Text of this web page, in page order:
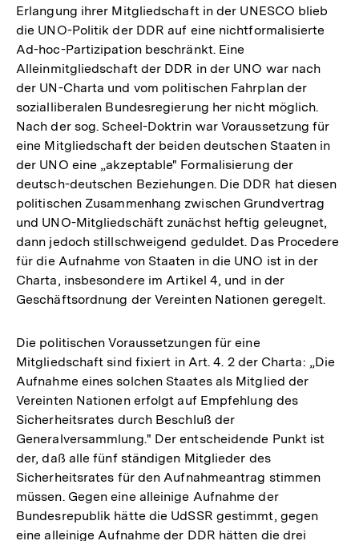
Erlangung ihrer Mitgliedschaft in der UNESCO blieb
die UNO-Politik der DDR auf eine nichtformalisierte
Ad-hoc-Partizipation beschränkt. Eine
Alleinmitgliedschaft der DDR in der UNO war nach
der UN-Charta und vom politischen Fahrplan der
sozialliberalen Bundesregierung her nicht möglich.
Nach der sog. Scheel-Doktrin war Voraussetzung für
eine Mitgliedschaft der beiden deutschen Staaten in
der UNO eine „akzeptable" Formalisierung der
deutsch-deutschen Beziehungen. Die DDR hat diesen
politischen Zusammenhang zwischen Grundvertrag
und UNO-Mitgliedschäft zunächst heftig geleugnet,
dann jedoch stillschweigend geduldet. Das Procedere
für die Aufnahme von Staaten in die UNO ist in der
Charta, insbesondere im Artikel 4, und in der
Geschäftsordnung der Vereinten Nationen geregelt.
Die politischen Voraussetzungen für eine
Mitgliedschaft sind fixiert in Art. 4. 2 der Charta: „Die
Aufnahme eines solchen Staates als Mitglied der
Vereinten Nationen erfolgt auf Empfehlung des
Sicherheitsrates durch Beschluß der
Generalversammlung." Der entscheidende Punkt ist
der, daß alle fünf ständigen Mitglieder des
Sicherheitsrates für den Aufnahmeantrag stimmen
müssen. Gegen eine alleinige Aufnahme der
Bundesrepublik hätte die UdSSR gestimmt, gegen
eine alleinige Aufnahme der DDR hätten die drei